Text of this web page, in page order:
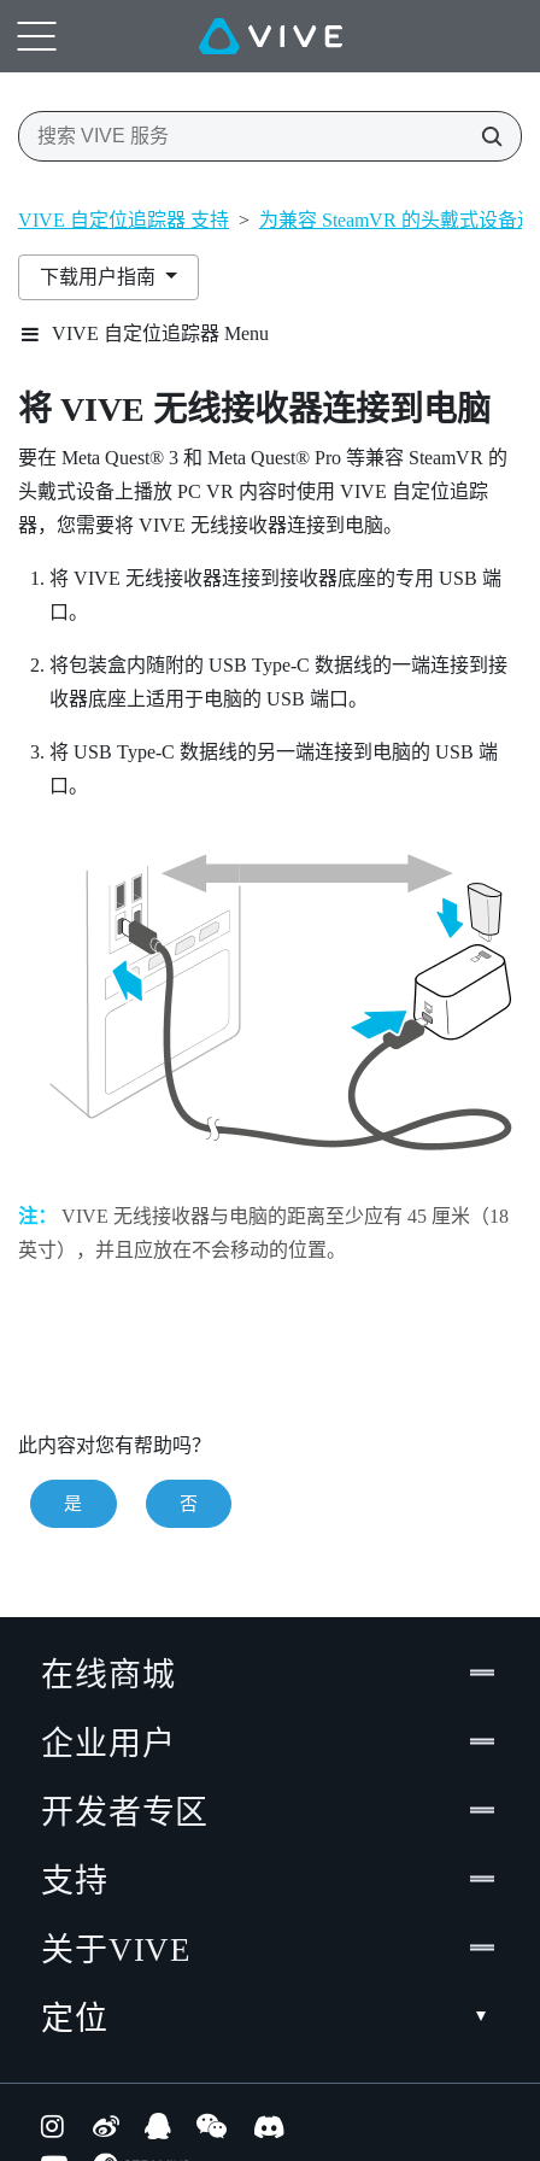
VIVE 自定位追踪器 支持 > 为兼容 SteamVR 的头戴式设备
下载用户指南
VIVE 自定位追踪器 Menu
将 VIVE 无线接收器连接到电脑
要在 Meta Quest® 3 和 Meta Quest® Pro 等兼容 SteamVR 的
头戴式设备上播放 PC VR 内容时使用 VIVE 自定位追踪
器，您需要将 VIVE 无线接收器连接到电脑。
将 VIVE 无线接收器连接到接收器底座的专用 USB 端
口。
将包装盒内随附的 USB Type-C 数据线的一端连接到接
收器底座上适用于电脑的 USB 端口。
将 USB Type-C 数据线的另一端连接到电脑的 USB 端
口。
注： VIVE 无线接收器与电脑的距离至少应有 45 厘米（18
英寸），并且应放在不会移动的位置。
此内容对您有帮助吗？
是 否
在线商城
企业用户
开发者专区
支持
关于VIVE
定位